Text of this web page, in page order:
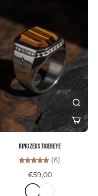
Ring ZEUS TIGEREYE
(6)
€59,00